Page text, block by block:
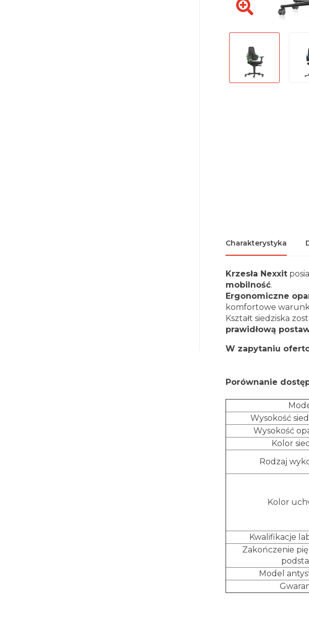
Charakterystyka
Krzesła Nexxit
mobilność.
Ergonomiczne
komfortowe
Kształt siedziska
prawidłową
W zapytaniu
Porównanie
Wysokość
Wysokość
Kolor
Rodzaj
Kolor
Kwalifikacje
Zakończenie
Model